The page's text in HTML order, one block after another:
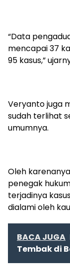
“Data
mencapai 37
95 kasus,”
Veryanto juga
sudah terlihat
umumnya.
Oleh
penegak
terjadinya
dialami oleh
BACA JUGA
Tembak di